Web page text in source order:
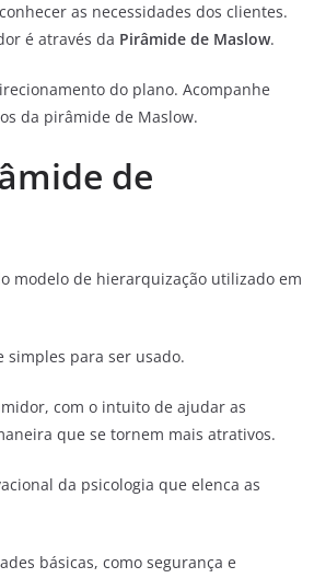
as necessidades dos clientes.
é através da Pirâmide de Maslow.
do plano. Acompanhe
da pirâmide de Maslow.
de
modelo de hierarquização utilizado em
simples para ser usado.
com o intuito de ajudar as
que se tornem mais atrativos.
da psicologia que elenca as
básicas, como segurança e